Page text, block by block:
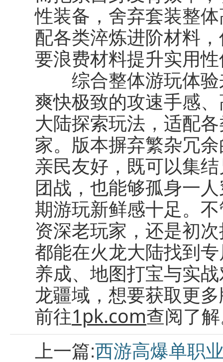
性装备，舍弃套装整
配各类淬炼进阶材料
要浪费材料提升实用
综合整体游玩体验
爽快极致的攻速手感
大陆探索玩法，适配
家。版本摒弃繁杂冗
亲民友好，既可以集
团战，也能够孤身一
期游玩新鲜感十足。
资深老玩家，还是初
都能在火龙大陆找到
养成、地图打宝与实
龙疆域，想要获取更
前往1pk.com查阅了
上一篇:西游高爆单职